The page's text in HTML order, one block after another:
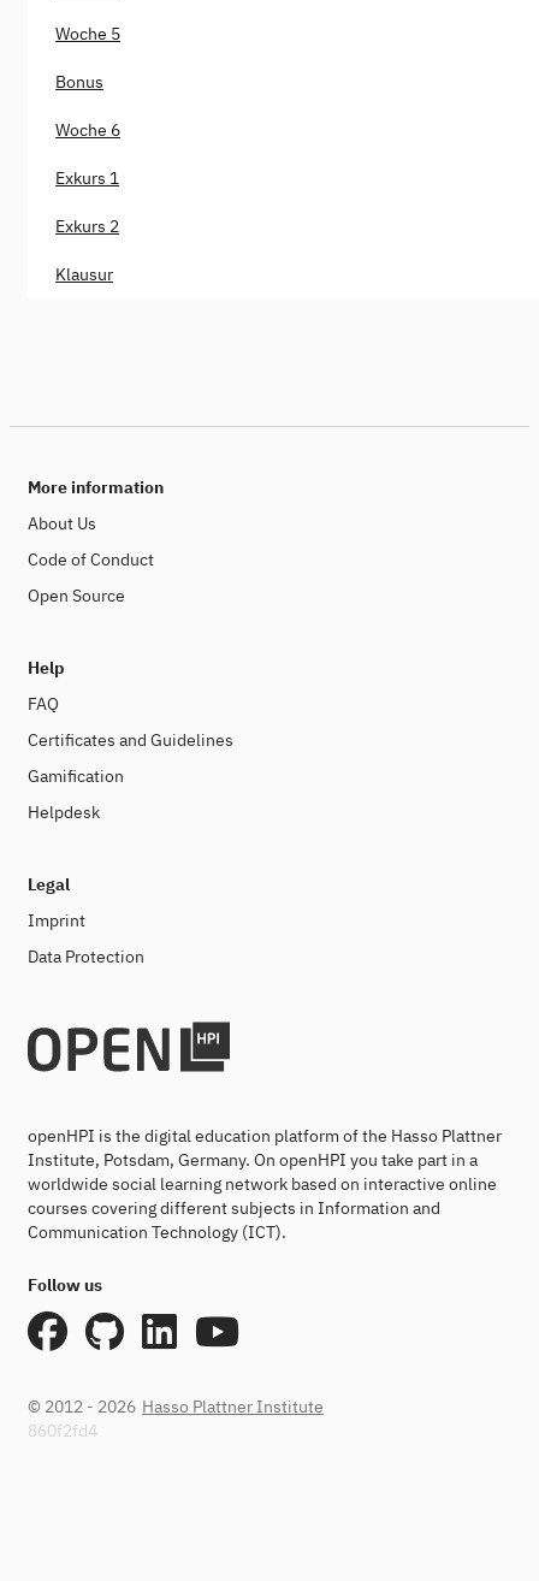
Woche 5
Bonus
Woche 6
Exkurs 1
Exkurs 2
Klausur
More information
About Us
Code of Conduct
Open Source
Help
FAQ
Certificates and Guidelines
Gamification
Helpdesk
Legal
Imprint
Data Protection
openHPI is the digital education platform of the Hasso Plattner
Institute, Potsdam, Germany. On openHPI you take part in a
worldwide social learning network based on interactive online
courses covering different subjects in Information and
Communication Technology (ICT).
Follow us
© 2012 - 2026 Hasso Plattner Institute
860f2fd4